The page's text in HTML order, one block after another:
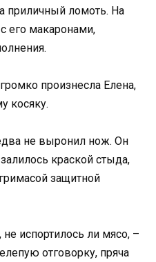
приличный ломоть. На
его макаронами,
произнесла Елена,
косяку.
не выронил нож. Он
краской стыда,
защитной
испортилось ли мясо, –
отговорку, пряча